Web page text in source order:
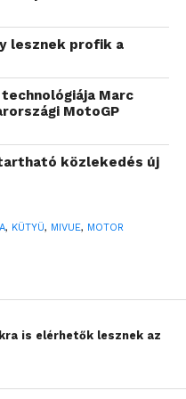
miért!
kamerája is Full HD
hogy minden részletet
és egyértelmű
fel, mely a közeli
fényérzékelőkhöz
a bejutó fény
még nagyobb
ha pedig már
lesznek profik a
Marc
MotoGP
közlekedés új
, KÜTYÜ, MIVUE, MOTOR
is elérhetők lesznek az